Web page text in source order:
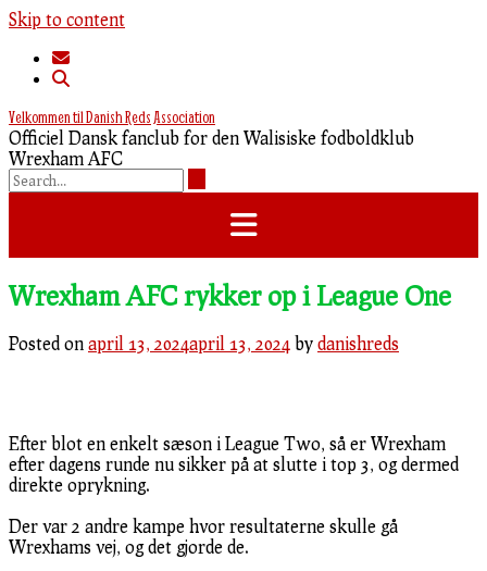
Skip to content
Velkommen til Danish Reds Association
Officiel Dansk fanclub for den Walisiske fodboldklub
Wrexham AFC
Wrexham AFC rykker op i League One
Posted on april 13, 2024april 13, 2024 by danishreds
Efter blot en enkelt sæson i League Two, så er Wrexham
efter dagens runde nu sikker på at slutte i top 3, og dermed
direkte oprykning.
Der var 2 andre kampe hvor resultaterne skulle gå
Wrexhams vej, og det gjorde de.